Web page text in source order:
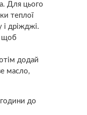
Для цього
теплої
і дріжджі.
щоб
додай
масло,
години до